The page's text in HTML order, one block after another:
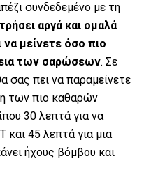
συνδεδεμένο με τη
αργά και ομαλά
μείνετε όσο πιο
των σαρώσεων. Σε
σας πει να παραμείνετε
των πιο καθαρών
30 λεπτά για να
και 45 λεπτά για μια
ήχους βόμβου και